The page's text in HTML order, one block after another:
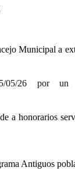
Municipal a
05/26 por
honorarios
Antiguos